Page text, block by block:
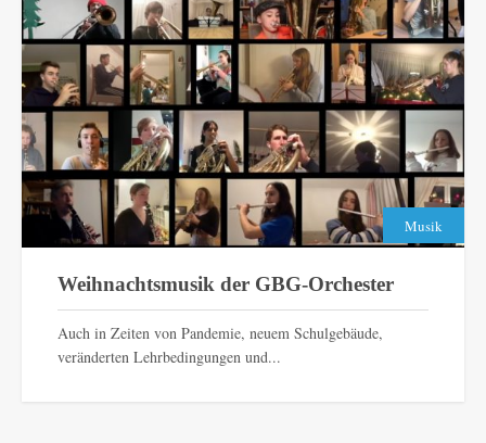
Musik
Weihnachtsmusik der GBG-Orchester
Auch in Zeiten von Pandemie, neuem Schulgebäude,
veränderten Lehrbedingungen und...